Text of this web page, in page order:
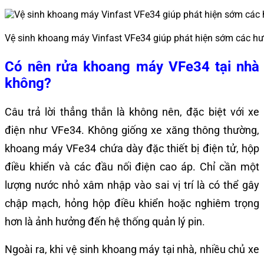
Vệ sinh khoang máy Vinfast VFe34 giúp phát hiện sớm các
Có nên rửa khoang máy VFe34 tại nhà
không?
Câu trả lời thẳng thắn là không nên, đặc biệt với xe
điện như VFe34. Không giống xe xăng thông thường,
khoang máy VFe34 chứa dày đặc thiết bị điện tử, hộp
điều khiển và các đầu nối điện cao áp. Chỉ cần một
lượng nước nhỏ xâm nhập vào sai vị trí là có thể gây
chập mạch, hỏng hộp điều khiển hoặc nghiêm trọng
hơn là ảnh hưởng đến hệ thống quản lý pin.
Ngoài ra, khi vệ sinh khoang máy tại nhà, nhiều chủ xe